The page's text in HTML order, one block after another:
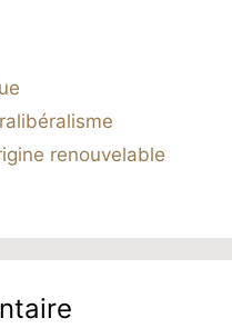
renouvelable